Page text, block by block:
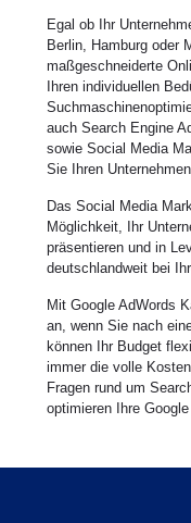
Egal ob Ihr
Berlin, Hamburg oder
maßgeschneiderte
Ihren individuellen
auch Search Engine
sowie Social Media
Sie Ihren
Das Social Media
Möglichkeit, Ihr
präsentieren und in
deutschlandweit bei
Mit Google AdWords
an, wenn Sie nach
können Ihr Budget
immer die volle
Fragen rund um
optimieren Ihre